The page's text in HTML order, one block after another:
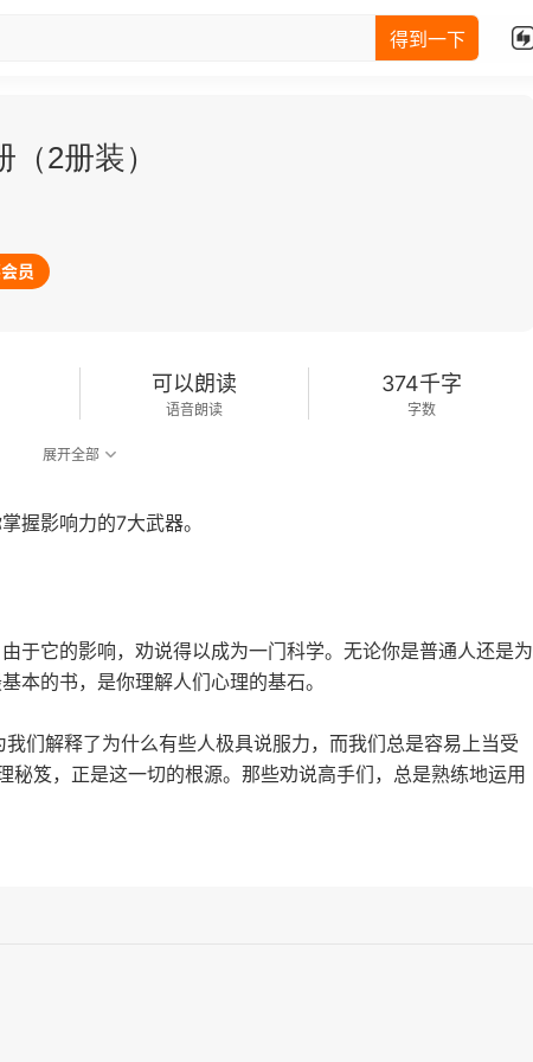
得到一下
2册装）
员
可以朗读
语音朗读
374千字
字数
展开全部
握影响力的7大武器。
于它的影响，劝说得以成为一门科学。无论你是普通人还是为
本的书，是你理解人们心理的基石。
们解释了为什么有些人极具说服力，而我们总是容易上当受
笈，正是这一切的根源。那些劝说高手们，总是熟练地运用